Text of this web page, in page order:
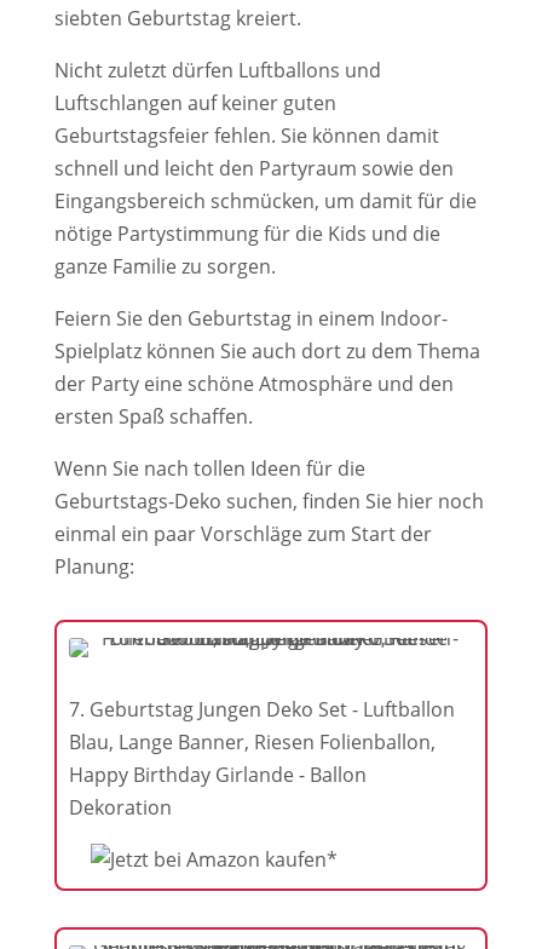
siebten Geburtstag kreiert.
Nicht zuletzt dürfen Luftballons und
Luftschlangen auf keiner guten
Geburtstagsfeier fehlen. Sie können damit
schnell und leicht den Partyraum sowie den
Eingangsbereich schmücken, um damit für die
nötige Partystimmung für die Kids und die
ganze Familie zu sorgen.
Feiern Sie den Geburtstag in einem Indoor-
Spielplatz können Sie auch dort zu dem Thema
der Party eine schöne Atmosphäre und den
ersten Spaß schaffen.
Wenn Sie nach tollen Ideen für die
Geburtstags-Deko suchen, finden Sie hier noch
einmal ein paar Vorschläge zum Start der
Planung:
7. Geburtstag Jungen Deko Set - Luftballon
Blau, Lange Banner, Riesen Folienballon,
Happy Birthday Girlande - Ballon
Dekoration